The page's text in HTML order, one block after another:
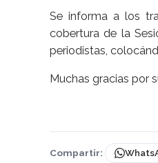
Se informa a los
cobertura de la
periodistas,
Muchas gracias por
Compartir: